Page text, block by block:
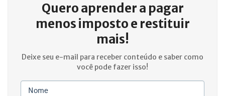
Quero aprender a pagar
menos imposto e restituir
mais!
Deixe seu e-mail para receber conteúdo e saber como
você pode fazer isso!
Nome